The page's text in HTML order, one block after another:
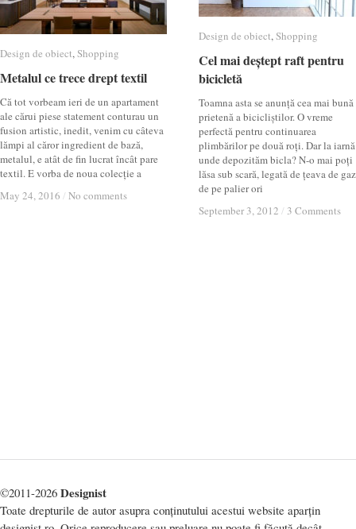
Design de obiect,Shopping
Metalul ce trece drept textil
Că tot vorbeam ieri de un apartament
ale cărui piese statement conturau un
fusion artistic, inedit, venim cu câteva
lămpi al căror ingredient de bază,
metalul, e atât de fin lucrat încât pare
textil. E vorba de noua colecție a
May 24, 2016 / No comments
Design de obiect Shopping
Metalul ce trece drept textil
May 24, 2016 / No comments
Design de obiect,Shopping
Cel mai deștept raft pentru
bicicletă
Toamna asta se anunță cea mai bună
prietenă a bicicliștilor. O vreme
perfectă pentru continuarea
plimbărilor pe două roți. Dar la iarnă
unde depozităm bicla? N-o mai poți
lăsa sub scară, legată de țeava de
de pe palier ori
September 3, 2012 / 3 Comments
Design de obiect Shopping
Cel mai deștept raft pentru
bicicletă
September 3, 2012 / 3 Comments
©2011-2026 Designist
Toate drepturile de autor asupra conținutului acestui website aparțin